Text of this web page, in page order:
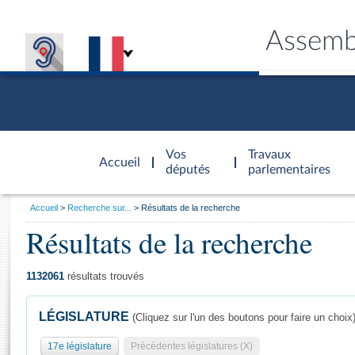
Accueil
d'accueil
Vos
députés
Travaux
parlementaires
Général
Vous
Accueil Recherche sur... Résultats de la recherche
Résultats de la recherche
1132061 résultats trouvés
LÉGISLATURE (Cliquez sur l'un des boutons pour faire un choix)
17e législature Précédentes législatures (X)